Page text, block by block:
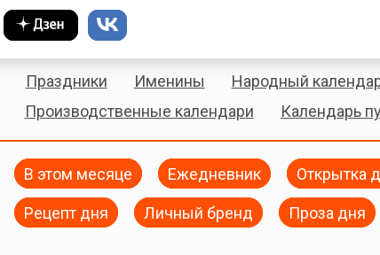
Праздники Именины Народный
Производственные календари Календарь
В этом месяце Ежедневник Открытка
Рецепт дня Личный бренд Проза дня